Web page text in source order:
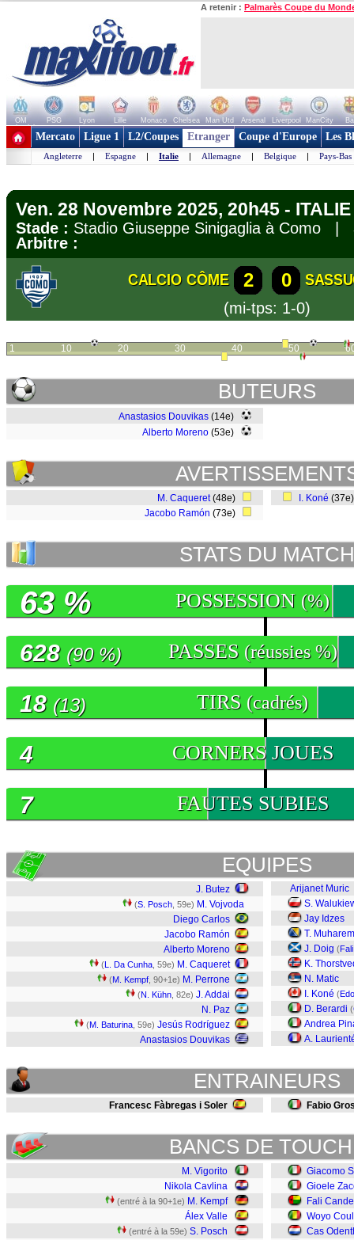
A retenir : Palmarès Coupe du
OM PSG Lyon Lille Monaco Chelsea Man Utd Arsenal Liverpool ManCity
+ de clubs
Mercato Ligue 1 L2/Coupes Etranger Coupe d'Europe Les
Angleterre | Espagne | Italie | Allemagne | Belgique | Pays-Bas
Ven. 28 Novembre 2025, 20h45 -
Stade : Stadio Giuseppe Sinigaglia à Como |
Arbitre :
CALCIO CÔME 2 0
(mi-tps: 1-0)
1 10 20 30 40 50
BUTEURS
Anastasios Douvikas (14e)
Alberto Moreno (53e)
M. Caqueret(48e)
Jacobo Ramón (73e)
I. Koné
STATS DU MATCH
POSSESSION (%)
63 %
PASSES (réussies %)
628 (90 %)
TIRS (cadrés)
18 (13)
CORNERS JOUES
4
FAUTES SUBIES
7
EQUIPES
J. Butez
(S. Posch , 59e) M. Vojvoda
Diego Carlos
Jacobo Ramón
Alberto Moreno
(L. Da Cunha , 59e) M. Caqueret
(M. Kempf , 90+1e) M. Perrone
(N. Kühn , 82e) J. Addai
N. Paz
(M. Baturina , 59e) Jesús Rodríguez
Anastasios Douvikas
Arijanet Muric
S.
Jay Idzes
T.
J. Doig (
K.
N. Matic
I. Koné (
D. Berardi (
Andrea
A.
ENTRAINEURS
Francesc Fàbregas i Soler Fabio
BANCS DE
M. Vigorito
Nikola Cavlina
(entré à la 90+1e) M. Kempf
Álex Valle
(entré à la 59e) S. Posch
Giacomo
Gioele
Fali Cande
Woyo
Cas